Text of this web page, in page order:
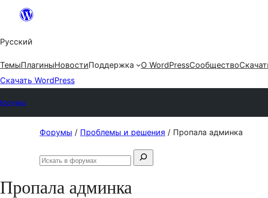
Перейти
содержимому
Русский
ТемыПлагиныНовостиПоддержка О WordPressСообщество
Скачать WordPress
содержимому
Форумы / Проблемы и решения / Пропала админка
Поиск:
Искать
Пропала админка